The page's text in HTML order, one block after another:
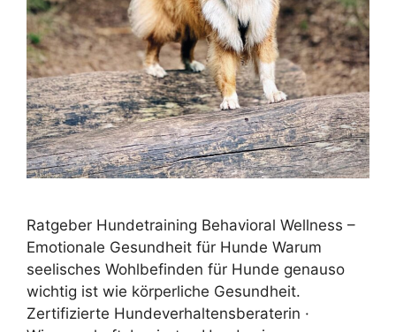
Ratgeber Hundetraining Behavioral Wellness –
Emotionale Gesundheit für Hunde Warum
seelisches Wohlbefinden für Hunde genauso
wichtig ist wie körperliche Gesundheit.
Zertifizierte Hundeverhaltensberaterin ·